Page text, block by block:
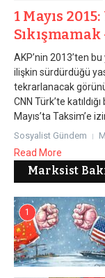
1 Mayıs
AKP’nin 2013’ten
ilişkin sürdürdüğü
tekrarlanacak
CNN Türk’te
Mayıs’ta Taksim’e
Sosyalist Gündem
Read More
Marksist
1